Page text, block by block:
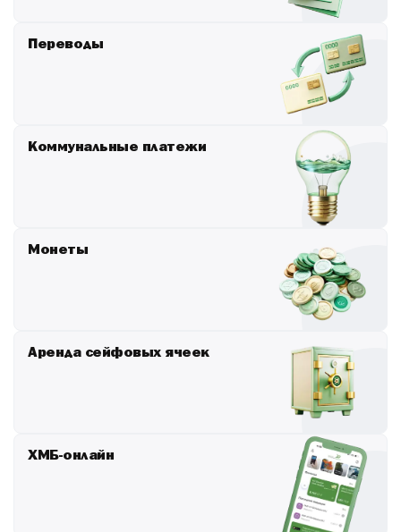
Переводы
Коммунальные платежи
Монеты
Аренда сейфовых ячеек
ХМБ-онлайн